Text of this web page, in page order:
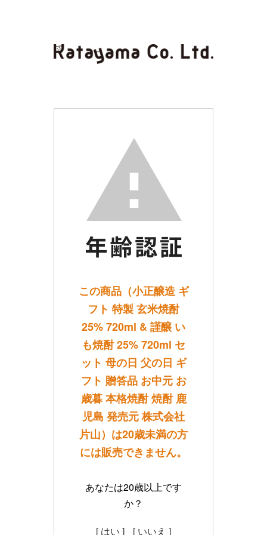
この商品（小正醸造 ギ
フト 特製 玄米焼酎
25% 720ml & 謹醸 い
も焼酎 25% 720ml セ
ット 母の日 父の日 ギ
フト 贈答品 お中元 お
歳暮 本格焼酎 焼酎 鹿
児島 発売元 株式会社
片山）は20歳未満の方
には販売できません。
あなたは20歳以上です
か？
[ はい ] [ いいえ ]